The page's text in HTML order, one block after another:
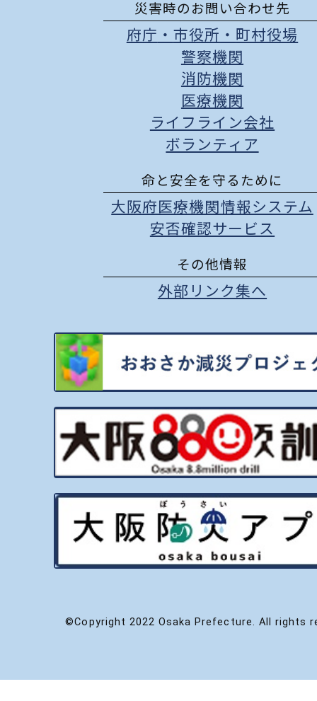
災害時のお問い合わせ先
府庁 ・ 市役所 ・ 町村役場
警察機関
消防機関
医療機関
ライフライン会社
ボランティア
命と安全を守るために
大阪府医療機関情報システム
安否確認サービス
その他情報
外部リンク集へ
©Copyright 2022 Osaka Prefecture. All rights